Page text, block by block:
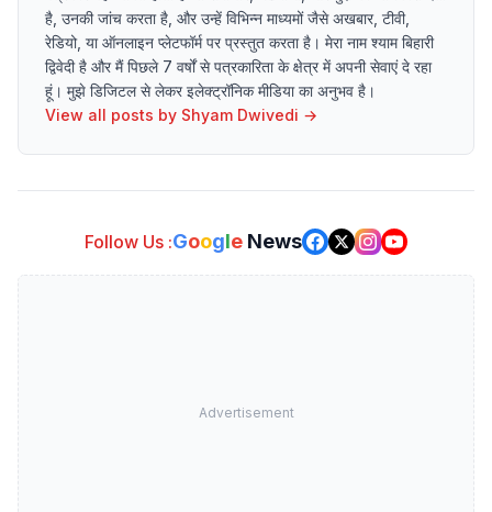
है, उनकी जांच करता है, और उन्हें विभिन्न माध्यमों जैसे अखबार, टीवी,
रेडियो, या ऑनलाइन प्लेटफॉर्म पर प्रस्तुत करता है। मेरा नाम श्याम बिहारी
द्विवेदी है और मैं पिछले 7 वर्षों से पत्रकारिता के क्षेत्र में अपनी सेवाएं दे रहा
हूं। मुझे डिजिटल से लेकर इलेक्ट्रॉनिक मीडिया का अनुभव है।
View all posts by Shyam Dwivedi →
Follow Us :Google News
Advertisement